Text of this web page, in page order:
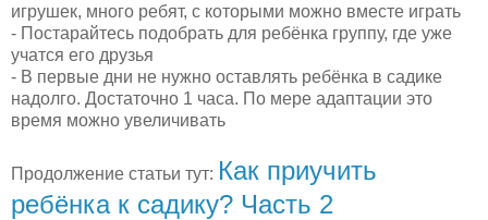
игрушек, много ребят, с которыми можно вместе играть
- Постарайтесь подобрать для ребёнка группу, где уже
учатся его друзья
- В первые дни не нужно оставлять ребёнка в садике
надолго. Достаточно 1 часа. По мере адаптации это
время можно увеличивать
Продолжение статьи тут: Как приучить
ребёнка к садику? Часть 2